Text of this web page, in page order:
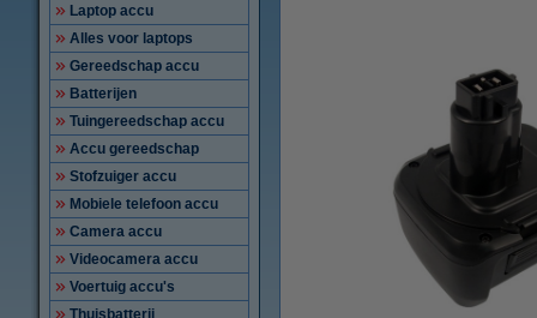
Laptop accu
Alles voor laptops
Gereedschap accu
Batterijen
Tuingereedschap accu
Accu gereedschap
Stofzuiger accu
Mobiele telefoon accu
Camera accu
Videocamera accu
Voertuig accu's
Thuisbatterij